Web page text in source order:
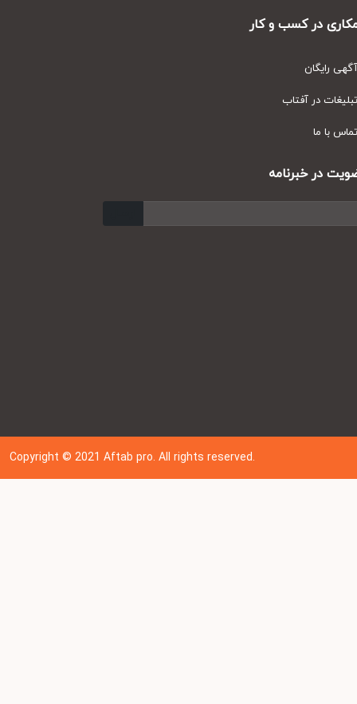
در کسب و کار
رایگان
در آفتاب
با ما
در خبرنامه
Copyright © 202 1Aftab pro. All rights reserved.